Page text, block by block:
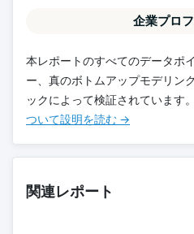
企業プロ
本レポートのすべてのデータポ
ー、真のボトムアップモデリン
ックによって検証されています。
ついて設明を読む →
関連レポート